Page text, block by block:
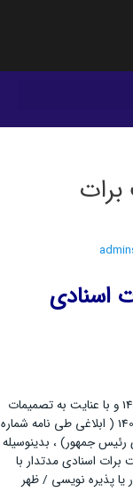
اسنادی
احتراماً پیرو نامه عمومی شماره 00/110421 مورخ 1400/4/14 و با عنایت به تصمیمات
جلسه دهم ستاد هماهنگی اقتصادی دولت مورخ 1400/7/4 ( ابلاغی طی نامه شماره
اقتصادی رئیس جمهور) ، بدینوسیله
اسنادی مدتدار با
یا پذیره نویسی / ظهر